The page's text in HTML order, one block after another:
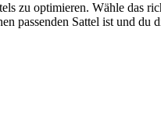
zu optimieren. Wähle das
passenden Sattel ist und du